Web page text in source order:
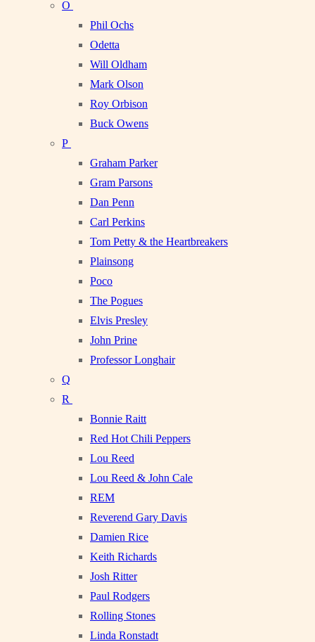
O
Phil Ochs
Odetta
Will Oldham
Mark Olson
Roy Orbison
Buck Owens
P
Graham Parker
Gram Parsons
Dan Penn
Carl Perkins
Tom Petty & the Heartbreakers
Plainsong
Poco
The Pogues
Elvis Presley
John Prine
Professor Longhair
Q
R
Bonnie Raitt
Red Hot Chili Peppers
Lou Reed
Lou Reed & John Cale
REM
Reverend Gary Davis
Damien Rice
Keith Richards
Josh Ritter
Paul Rodgers
Rolling Stones
Linda Ronstadt